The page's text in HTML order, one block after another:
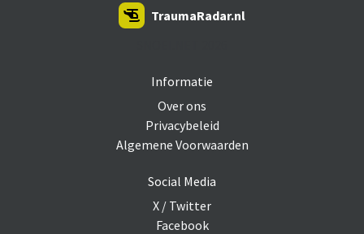
Informatie
Over ons
Privacybeleid
Algemene Voorwaarden
Social Media
X / Twitter
Facebook
TraumaRadar.nl